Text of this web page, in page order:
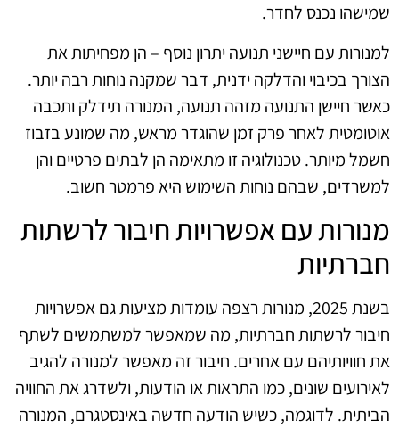
שמישהו נכנס לחדר.
למנורות עם חיישני תנועה יתרון נוסף – הן מפחיתות את
הצורך בכיבוי והדלקה ידנית, דבר שמקנה נוחות רבה יותר.
כאשר חיישן התנועה מזהה תנועה, המנורה תידלק ותכבה
אוטומטית לאחר פרק זמן שהוגדר מראש, מה שמונע בזבוז
חשמל מיותר. טכנולוגיה זו מתאימה הן לבתים פרטיים והן
למשרדים, שבהם נוחות השימוש היא פרמטר חשוב.
מנורות עם אפשרויות חיבור לרשתות
חברתיות
בשנת 2025, מנורות רצפה עומדות מציעות גם אפשרויות
חיבור לרשתות חברתיות, מה שמאפשר למשתמשים לשתף
את חוויותיהם עם אחרים. חיבור זה מאפשר למנורה להגיב
לאירועים שונים, כמו התראות או הודעות, ולשדרג את החוויה
הביתית. לדוגמה, כשיש הודעה חדשה באינסטגרם, המנורה